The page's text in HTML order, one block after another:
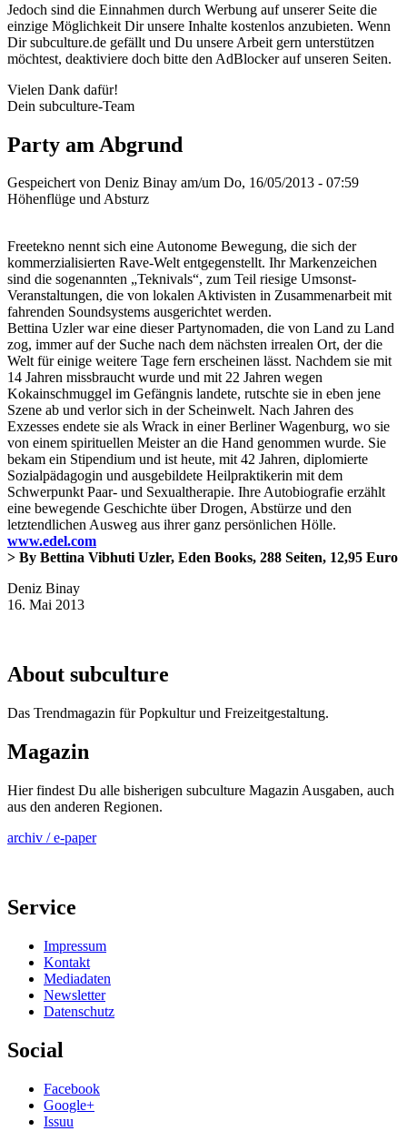
Jedoch sind die Einnahmen durch Werbung auf unserer Seite die
einzige Möglichkeit Dir unsere Inhalte kostenlos anzubieten. Wenn
Dir subculture.de gefällt und Du unsere Arbeit gern unterstützen
möchtest, deaktiviere doch bitte den AdBlocker auf unseren Seiten.
Vielen Dank dafür!
Dein subculture-Team
Party am Abgrund
Gespeichert von Deniz Binay am/um Do, 16/05/2013 - 07:59
Höhenflüge und Absturz
Freetekno nennt sich eine Autonome Bewegung, die sich der
kommerzialisierten Rave-Welt entgegenstellt. Ihr Markenzeichen
sind die sogenannten „Teknivals“, zum Teil riesige Umsonst-
Veranstaltungen, die von lokalen Aktivisten in Zusammenarbeit mit
fahrenden Soundsystems ausgerichtet werden.
Bettina Uzler war eine dieser Partynomaden, die von Land zu Land
zog, immer auf der Suche nach dem nächsten irrealen Ort, der die
Welt für einige weitere Tage fern erscheinen lässt. Nachdem sie mit
14 Jahren missbraucht wurde und mit 22 Jahren wegen
Kokainschmuggel im Gefängnis landete, rutschte sie in eben jene
Szene ab und verlor sich in der Scheinwelt. Nach Jahren des
Exzesses endete sie als Wrack in einer Berliner Wagenburg, wo sie
von einem spirituellen Meister an die Hand genommen wurde. Sie
bekam ein Stipendium und ist heute, mit 42 Jahren, diplomierte
Sozialpädagogin und ausgebildete Heilpraktikerin mit dem
Schwerpunkt Paar- und Sexualtherapie. Ihre Autobiografie erzählt
eine bewegende Geschichte über Drogen, Abstürze und den
letztendlichen Ausweg aus ihrer ganz persönlichen Hölle.
www.edel.com
> By Bettina Vibhuti Uzler, Eden Books, 288 Seiten, 12,95 Euro
Deniz Binay
16. Mai 2013
About subculture
Das Trendmagazin für Popkultur und Freizeitgestaltung.
Magazin
Hier findest Du alle bisherigen subculture Magazin Ausgaben, auch
aus den anderen Regionen.
archiv / e-paper
Service
Impressum
Kontakt
Mediadaten
Newsletter
Datenschutz
Social
Facebook
Google+
Issuu